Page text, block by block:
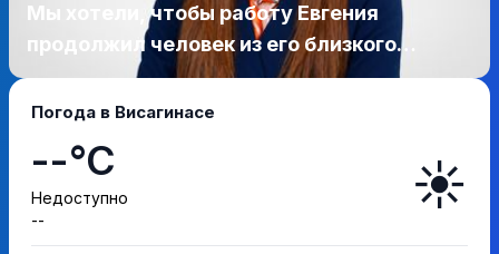
Мы хотели, чтобы работу Евгения
продолжил человек из его близкого
окружения — Висагинское отделение
Либерального движения
Погода в Висагинасе
--°C
Недоступно
--
☀️